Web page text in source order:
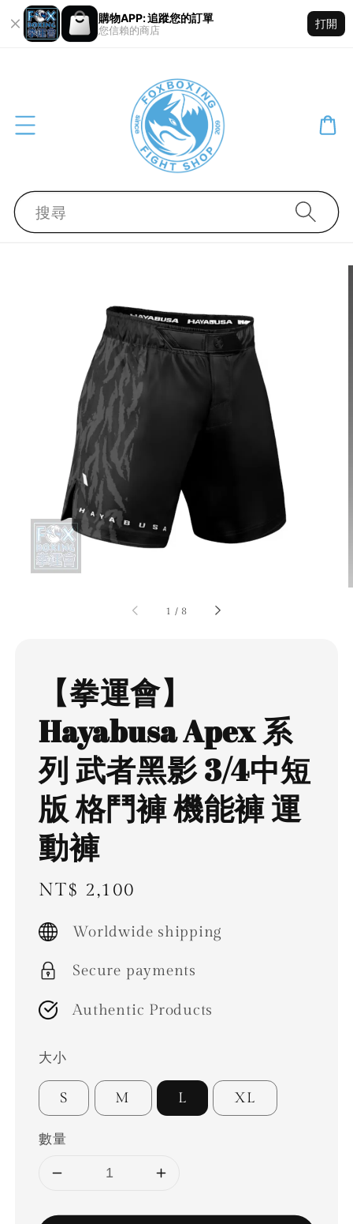
購物APP: 追蹤您的訂單
您信賴的商店
打開
搜尋
1 / 8
【拳運會】
Hayabusa Apex 系
列 武者黑影 3/4中短
版 格鬥褲 機能褲 運
動褲
Regular
NT$ 2,100
Worldwide shipping
Secure payments
Authentic Products
大小
S M L XL
數量